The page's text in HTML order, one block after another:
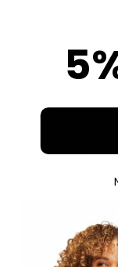
Aidan
"Fijne
Duidelijke
verpakking.